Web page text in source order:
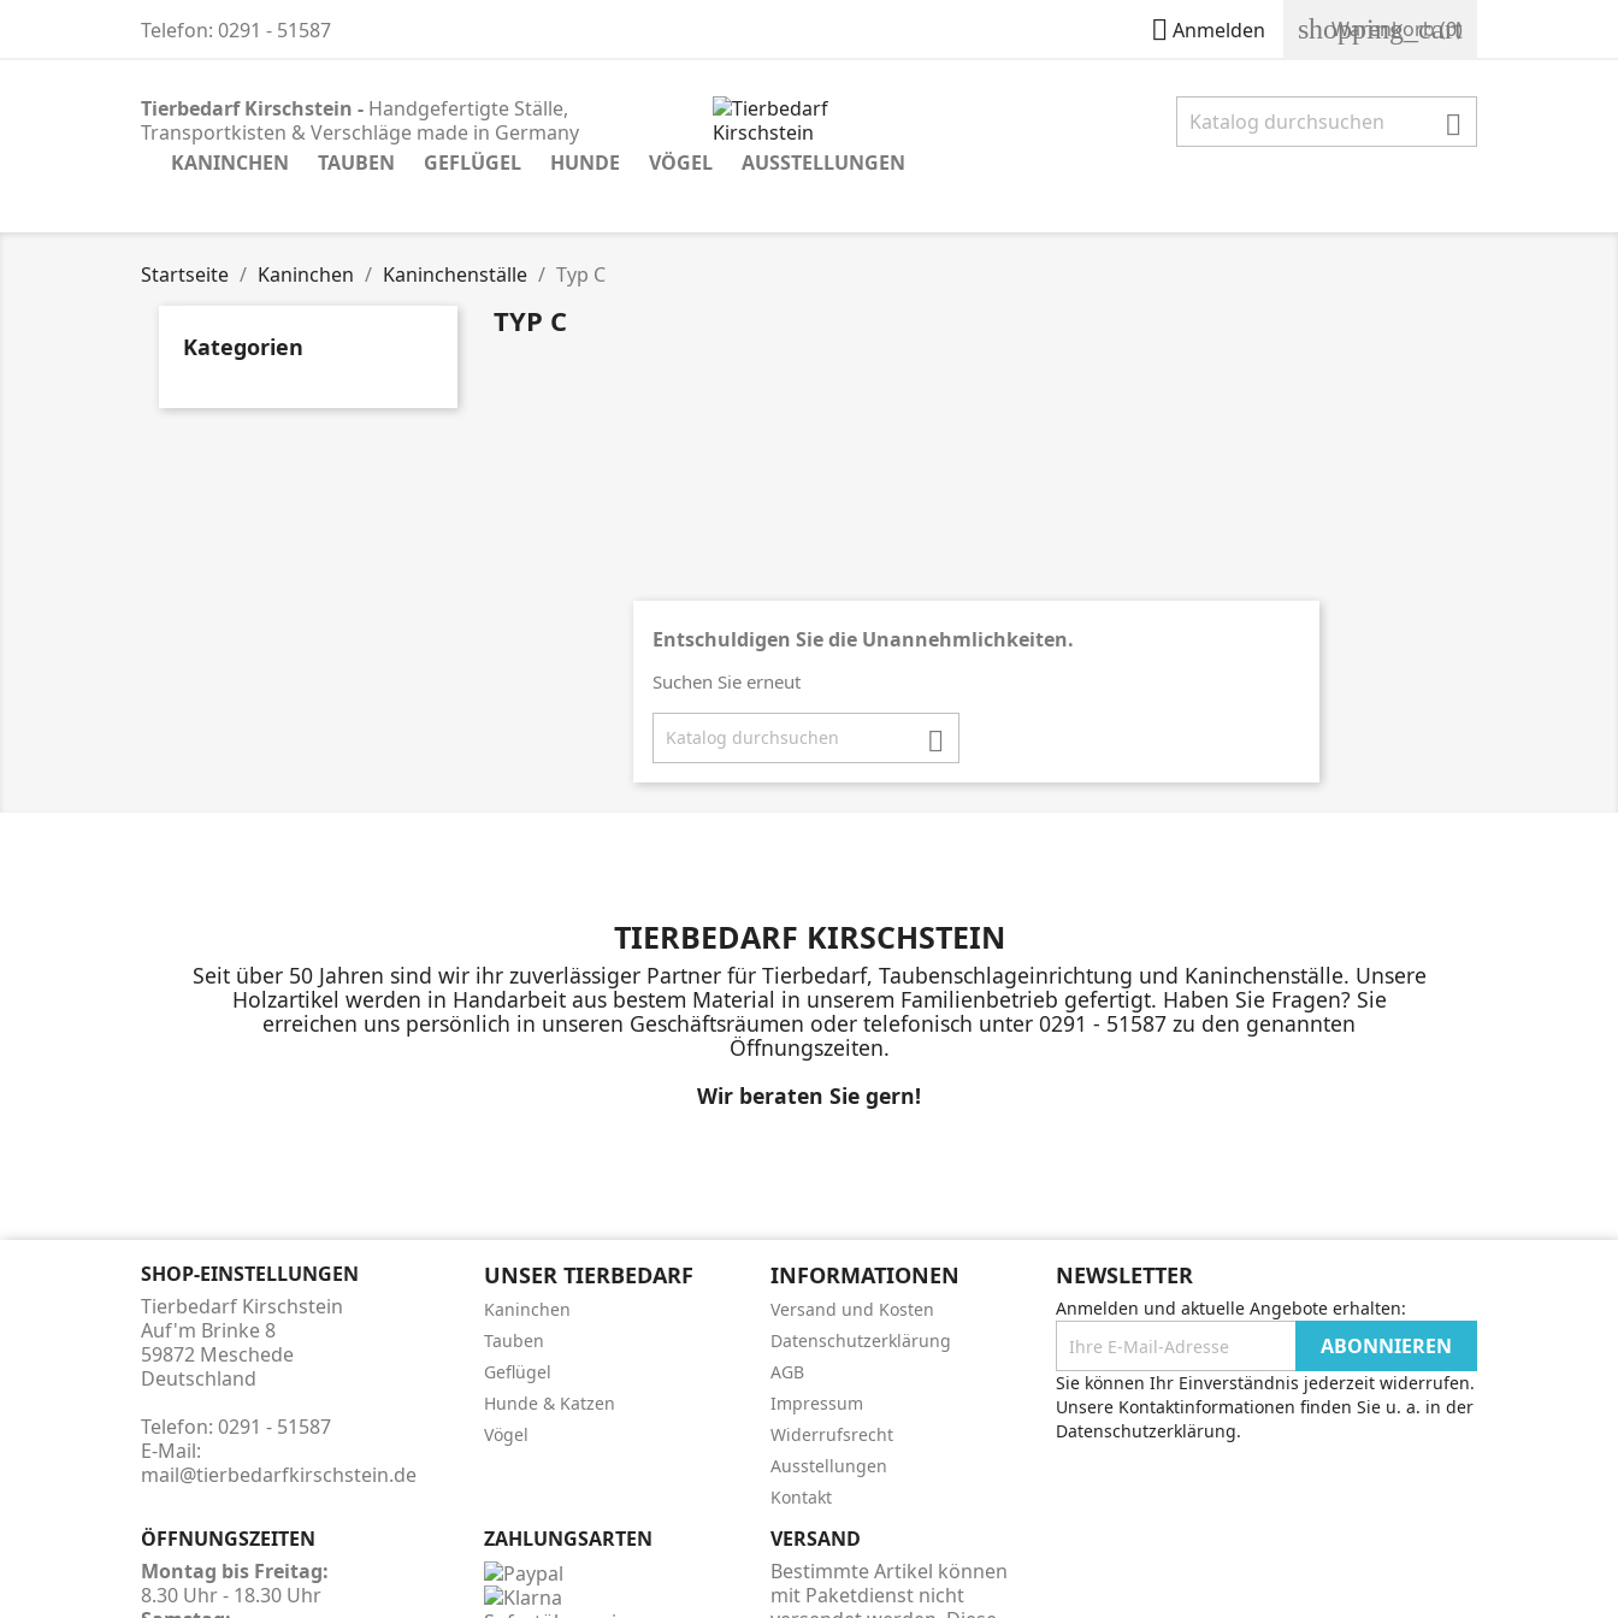
Telefon: 0291 - 51587  Anmelden shopping_cart
Warenkorb(0)
Tierbedarf Kirschstein - Handgefertigte Ställe,
Transportkisten & Verschläge made in Germany 
KANINCHEN TAUBEN GEFLÜGEL HUNDE VÖGEL AUSSTELLUNGEN
Startseite Kaninchen Kaninchenställe Typ C
Kategorien
TYP C
Entschuldigen Sie die Unannehmlichkeiten.
Suchen Sie erneut

TIERBEDARF KIRSCHSTEIN
Seit über 50 Jahren sind wir ihr zuverlässiger Partner für Tierbedarf, Taubenschlageinrichtung und Kaninchenställe. Unsere
Holzartikel werden in Handarbeit aus bestem Material in unserem Familienbetrieb gefertigt. Haben Sie Fragen? Sie
erreichen uns persönlich in unseren Geschäftsräumen oder telefonisch unter 0291 - 51587 zu den genannten
Öffnungszeiten.
Wir beraten Sie gern!
SHOP-EINSTELLUNGEN
Tierbedarf Kirschstein
Auf'm Brinke 8
59872 Meschede
Deutschland
Telefon: 0291 - 51587
E-Mail:
mail@tierbedarfkirschstein.de
UNSER TIERBEDARF
Kaninchen
Tauben
Geflügel
Hunde & Katzen
Vögel
INFORMATIONEN
Versand und Kosten
Datenschutzerklärung
AGB
Impressum
Widerrufsrecht
Ausstellungen
Kontakt
NEWSLETTER
Anmelden und aktuelle Angebote erhalten:
Sie können Ihr Einverständnis jederzeit widerrufen.
Unsere Kontaktinformationen finden Sie u. a. in der
Datenschutzerklärung.
ÖFFNUNGSZEITEN
Montag bis Freitag:
8.30 Uhr - 18.30 Uhr
ZAHLUNGSARTEN
VERSAND
Bestimmte Artikel können
mit Paketdienst nicht